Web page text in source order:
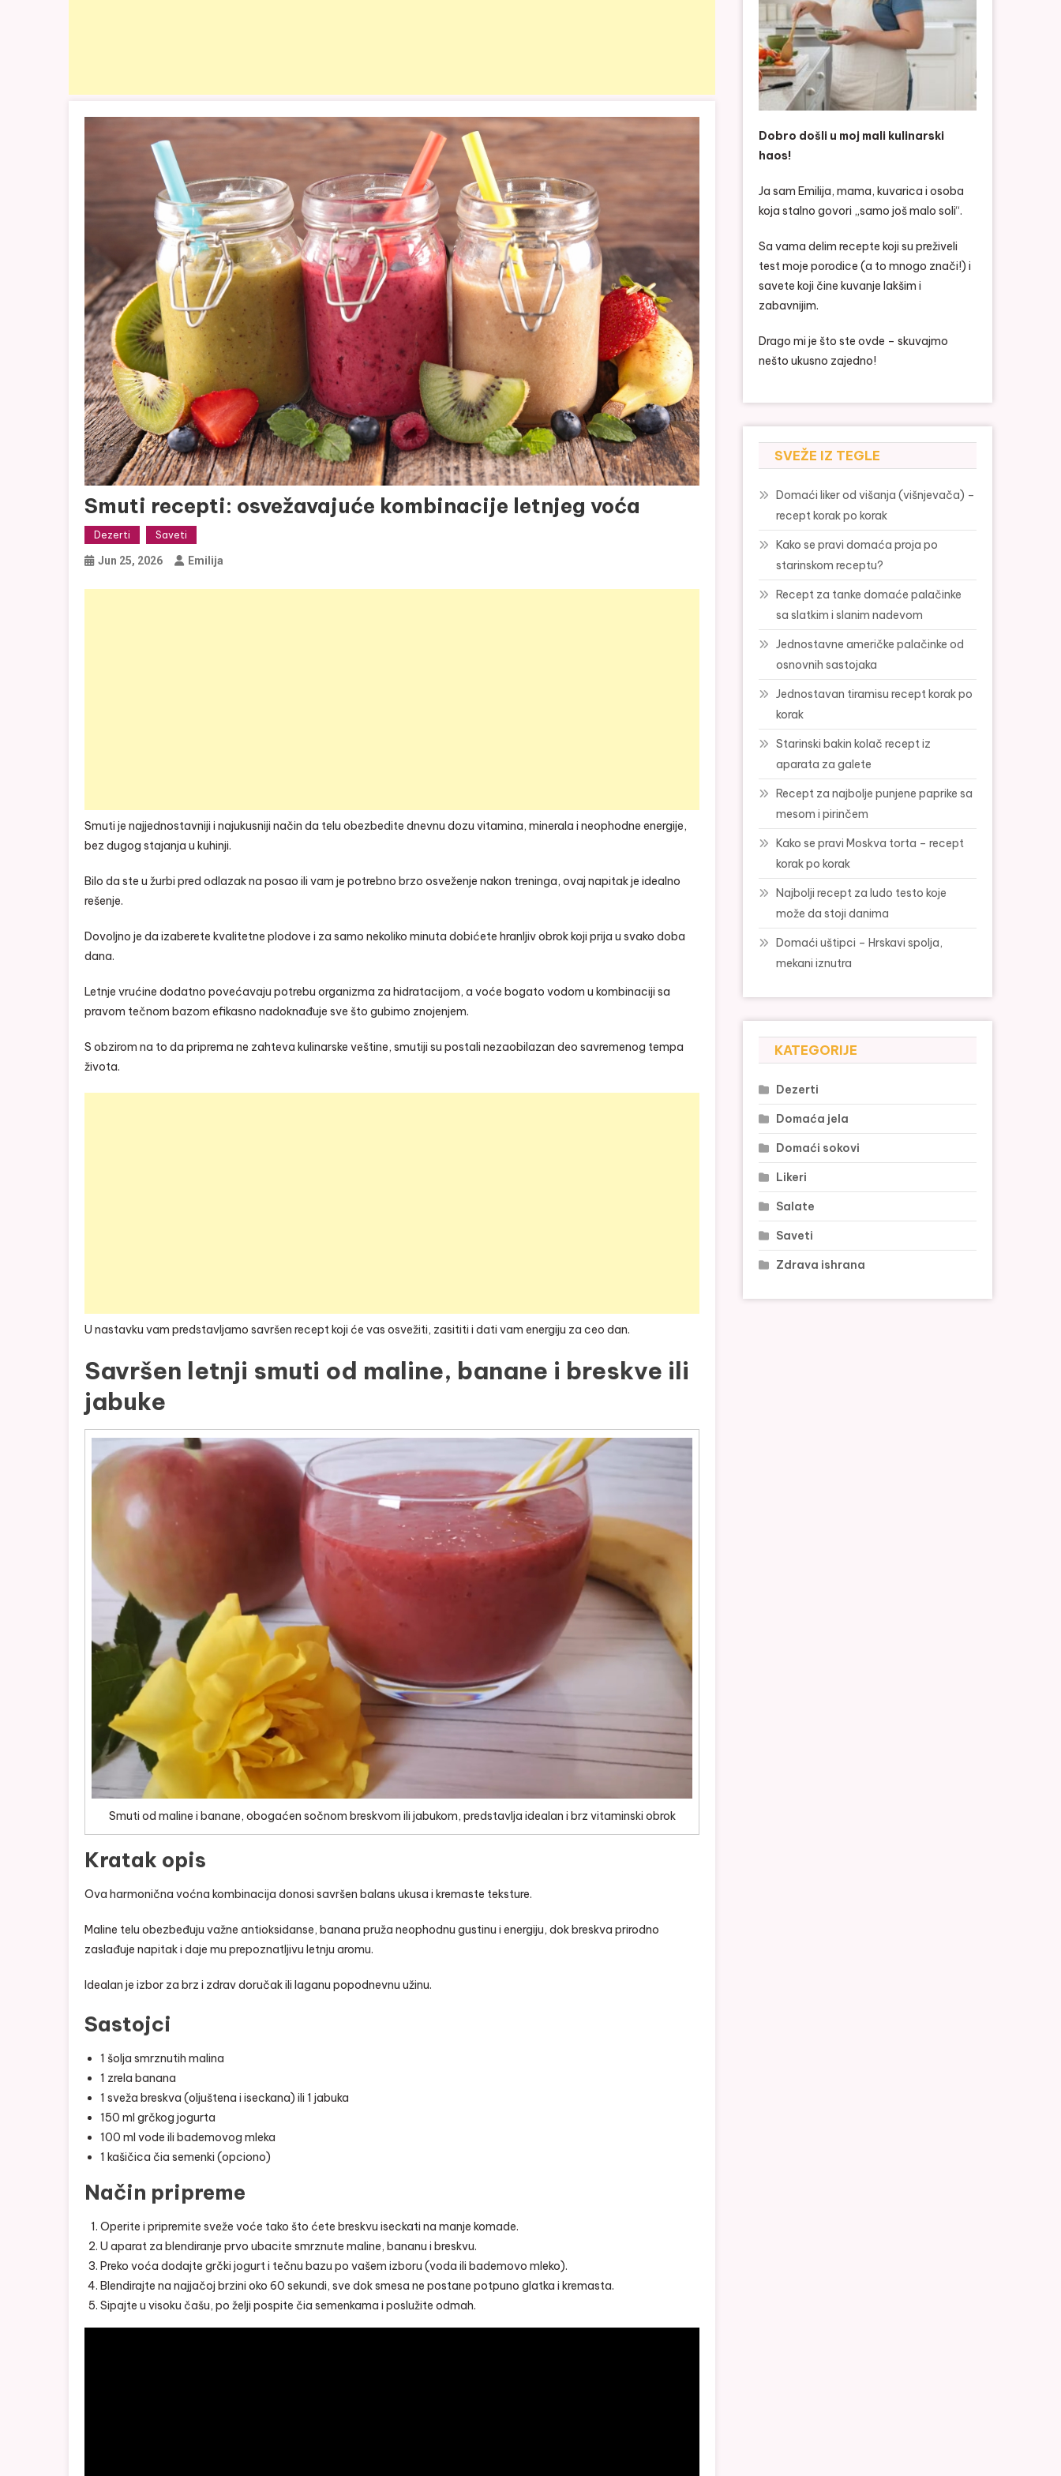
Smuti recepti: osvežavajuće kombinacije letnjeg voća
Dezerti Saveti
Jun 25, 2026 Emilija
Smuti je najjednostavniji i najukusniji način da telu obezbedite dnevnu dozu vitamina, minerala i neophodne energije,
bez dugog stajanja u kuhinji.
Bilo da ste u žurbi pred odlazak na posao ili vam je potrebno brzo osveženje nakon treninga, ovaj napitak je idealno
rešenje.
Dovoljno je da izaberete kvalitetne plodove i za samo nekoliko minuta dobićete hranljiv obrok koji prija u svako doba
dana.
Letnje vrućine dodatno povećavaju potrebu organizma za hidratacijom, a voće bogato vodom u kombinaciji sa
pravom tečnom bazom efikasno nadoknađuje sve što gubimo znojenjem.
S obzirom na to da priprema ne zahteva kulinarske veštine, smutiji su postali nezaobilazan deo savremenog tempa
života.
U nastavku vam predstavljamo savršen recept koji će vas osvežiti, zasititi i dati vam energiju za ceo dan.
Savršen letnji smuti od maline, banane i breskve ili
jabuke
Smuti od maline i banane, obogaćen sočnom breskvom ili jabukom, predstavlja idealan i brz vitaminski obrok
Kratak opis
Ova harmonična voćna kombinacija donosi savršen balans ukusa i kremaste teksture.
Maline telu obezbeđuju važne antioksidanse, banana pruža neophodnu gustinu i energiju, dok breskva prirodno
zaslađuje napitak i daje mu prepoznatljivu letnju aromu.
Idealan je izbor za brz i zdrav doručak ili laganu popodnevnu užinu.
Sastojci
1 šolja smrznutih malina
1 zrela banana
1 sveža breskva (oljuštena i iseckana) ili 1 jabuka
150 ml grčkog jogurta
100 ml vode ili bademovog mleka
1 kašičica čia semenki (opciono)
Način pripreme
Operite i pripremite sveže voće tako što ćete breskvu iseckati na manje komade.
U aparat za blendiranje prvo ubacite smrznute maline, bananu i breskvu.
Preko voća dodajte grčki jogurt i tečnu bazu po vašem izboru (voda ili bademovo mleko).
Blendirajte na najjačoj brzini oko 60 sekundi, sve dok smesa ne postane potpuno glatka i kremasta.
Sipajte u visoku čašu, po želji pospite čia semenkama i poslužite odmah.
Dobro došli u moj mali kulinarski
haos!
Ja sam Emilija, mama, kuvarica i osoba
koja stalno govori „samo još malo soli“.
Sa vama delim recepte koji su preživeli
test moje porodice (a to mnogo znači!) i
savete koji čine kuvanje lakšim i
zabavnijim.
Drago mi je što ste ovde – skuvajmo
nešto ukusno zajedno!
SVEŽE IZ TEGLE
Domaći liker od višanja (višnjevača) –
recept korak po korak
Kako se pravi domaća proja po
starinskom receptu?
Recept za tanke domaće palačinke
sa slatkim i slanim nadevom
Jednostavne američke palačinke od
osnovnih sastojaka
Jednostavan tiramisu recept korak po
korak
Starinski bakin kolač recept iz
aparata za galete
Recept za najbolje punjene paprike sa
mesom i pirinčem
Kako se pravi Moskva torta – recept
korak po korak
Najbolji recept za ludo testo koje
može da stoji danima
Domaći uštipci – Hrskavi spolja,
mekani iznutra
KATEGORIJE
Dezerti
Domaća jela
Domaći sokovi
Likeri
Salate
Saveti
Zdrava ishrana